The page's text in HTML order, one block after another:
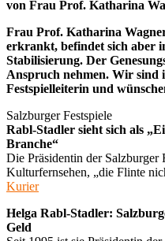
von Frau Prof. Katharina
Frau Prof. Katharina
erkrankt, befindet sich aber
Stabilisierung. Der
Anspruch nehmen. Wir sind
Festspielleiterin und
Salzburger Festspiele
Rabl-Stadler sieht sich als
Branche“
Die Präsidentin der Salzburger
Kulturfernsehen, „die Flinte
Kurier
Helga Rabl-Stadler:
Geld